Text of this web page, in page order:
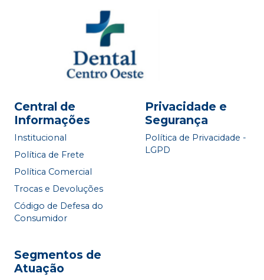
Central de
Informações
Institucional
Política de Frete
Política Comercial
Trocas e Devoluções
Código de Defesa do
Consumidor
Privacidade e
Segurança
Política de Privacidade -
LGPD
Segmentos de
Atuação